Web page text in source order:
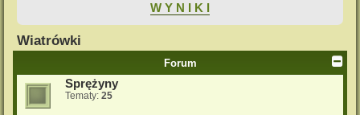
W Y N I K I
Wiatrówki
Forum
Sprężyny
Tematy: 25